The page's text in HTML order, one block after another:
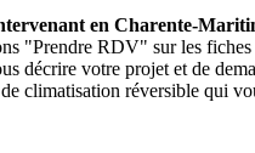
en Charente-
"Prendre RDV" sur les fiches
décrire votre projet et de
climatisation réversible qui